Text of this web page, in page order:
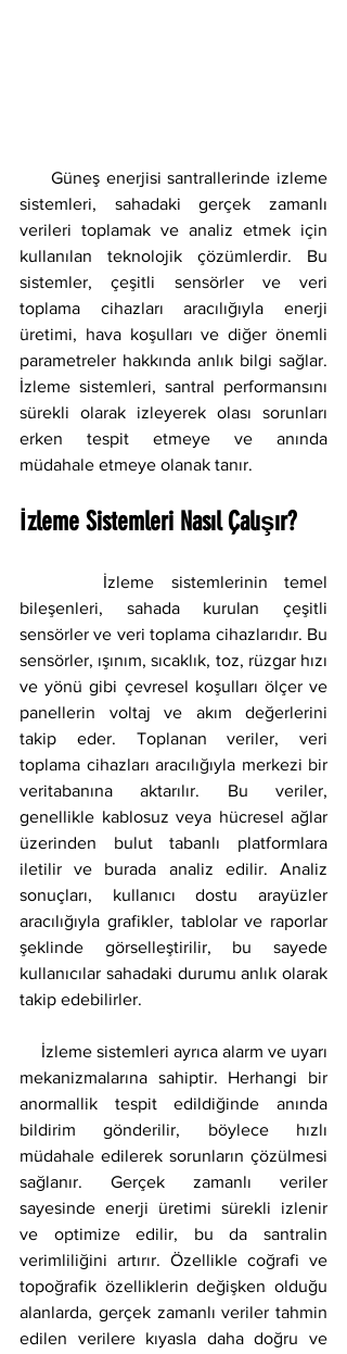
sistemleri, sahadaki gerçek zamanlı
verileri toplamak ve analiz etmek için
kullanılan teknolojik çözümlerdir. Bu
sistemler, çeşitli sensörler ve veri
toplama cihazları aracılığıyla enerji
üretimi, hava koşulları ve diğer önemli
parametreler hakkında anlık bilgi sağlar.
İzleme sistemleri, santral performansını
sürekli olarak izleyerek olası sorunları
erken tespit etmeye ve anında
müdahale etmeye olanak tanır.
İzleme Sistemleri Nasıl Çalışır?
bileşenleri, sahada kurulan çeşitli
sensörler ve veri toplama cihazlarıdır. Bu
sensörler, ışınım, sıcaklık, toz, rüzgar hızı
ve yönü gibi çevresel koşulları ölçer ve
panellerin voltaj ve akım değerlerini
takip eder. Toplanan veriler, veri
toplama cihazları aracılığıyla merkezi bir
veritabanına aktarılır. Bu veriler,
genellikle kablosuz veya hücresel ağlar
üzerinden bulut tabanlı platformlara
iletilir ve burada analiz edilir. Analiz
sonuçları, kullanıcı dostu arayüzler
aracılığıyla grafikler, tablolar ve raporlar
şeklinde görselleştirilir, bu sayede
kullanıcılar sahadaki durumu anlık olarak
takip edebilirler.
mekanizmalarına sahiptir. Herhangi bir
anormallik tespit edildiğinde anında
bildirim gönderilir, böylece hızlı
müdahale edilerek sorunların çözülmesi
sağlanır. Gerçek zamanlı veriler
sayesinde enerji üretimi sürekli izlenir
ve optimize edilir, bu da santralin
verimliliğini artırır. Özellikle coğrafi ve
topoğrafik özelliklerin değişken olduğu
alanlarda, gerçek zamanlı veriler tahmin
edilen verilere kıyasla daha doğru ve